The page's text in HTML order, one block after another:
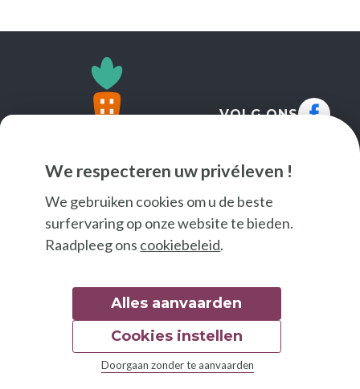
We respecteren uw privéleven !
We gebruiken cookies om u de beste
surfervaring op onze website te bieden.
Raadpleeg ons cookiebeleid.
Alles aanvaarden
Doorgaan zonder te aanvaarden
Cookies instellen
VOLG ONS
© 2026 Good Food
Wettelijke bepalingen